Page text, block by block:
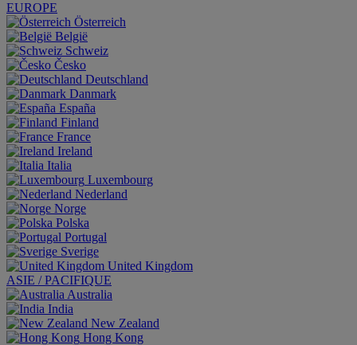
EUROPE
Österreich
België
Schweiz
Česko
Deutschland
Danmark
España
Finland
France
Ireland
Italia
Luxembourg
Nederland
Norge
Polska
Portugal
Sverige
United Kingdom
ASIE / PACIFIQUE
Australia
India
New Zealand
Hong Kong